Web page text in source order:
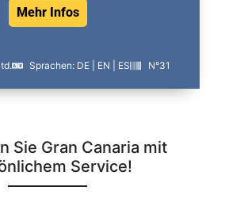
Mehr Infos
Sprachen: DE | EN | ES N°31
Sie Gran Canaria mit
Service!